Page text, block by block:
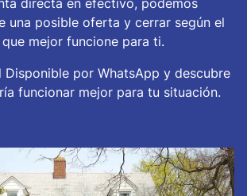
directa en efectivo, podemos
una posible oferta y cerrar según el
mejor funcione para ti.
Disponible por WhatsApp y descubre
funcionar mejor para tu situación.